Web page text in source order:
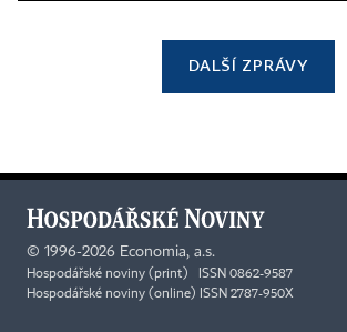
DALŠÍ ZPRÁVY
© 1996-2026 Economia, a.s.
Hospodářské noviny (print) ISSN 0862-9587
Hospodářské noviny (online) ISSN 2787-950X